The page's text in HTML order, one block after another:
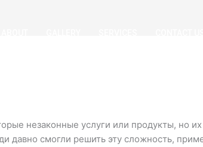
незаконные услуги или продукты, но
давно смогли решить эту сложность,